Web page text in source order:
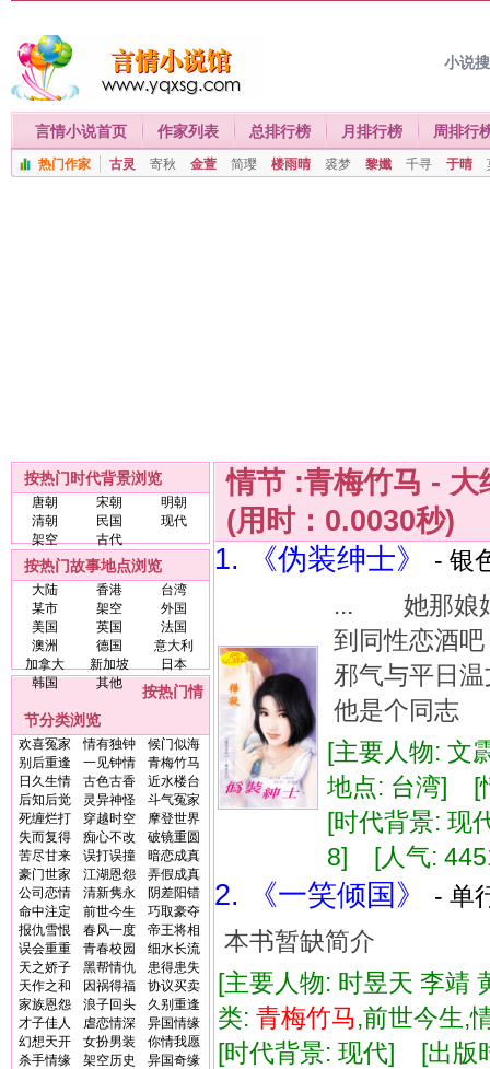
小说
言情小说首页 作家列表 总排行榜 月排行榜 周排行
热门作家 古灵 寄秋 金萱 简璎 楼雨晴 裘梦 黎孅 千寻 于晴
按热门时代背景浏览
唐朝 宋朝
明朝
清朝
民国
现代
架空
古代
按热门故事地点浏览
大陆 香港
台湾
某市
架空
外国
美国
英国
法国
澳洲
德国
意大利
加拿大
新加坡
日本
韩国
其他
按热门情
节分类浏览
欢喜冤家 情有独钟
候门似海
别后重逢
一见钟情
青梅竹马
日久生情
古色古香
近水楼台
后知后觉
灵异神怪
斗气冤家
死缠烂打
穿越时空
摩登世界
失而复得
痴心不改
破镜重圆
苦尽甘来
误打误撞
暗恋成真
豪门世家
江湖恩怨
弄假成真
公司恋情
清新隽永
阴差阳错
命中注定
前世今生
巧取豪夺
报仇雪恨
春风一度
帝王将相
误会重重
青春校园
细水长流
天之娇子
黑帮情仇
患得患失
天作之和
因祸得福
协议买卖
家族恩怨
浪子回头
久别重逢
才子佳人
虐恋情深
异国情缘
幻想天开
女扮男装
你情我愿
杀手情缘
架空历史
异国奇缘
情节 :青梅竹马 -
(用时：0.0030秒)
1. 《伪装绅士》
- 银
... 她那娘
到同性恋酒
邪气与平日
他是个同志
[主要人物: 文
地点: 台湾] [
[时代背景:
8] [人气:
2. 《一笑倾国》
- 单
本书暂缺简介
[主要人物: 时昱天 李
类: 青梅竹马,前世今生
[时代背景: 现代] [出